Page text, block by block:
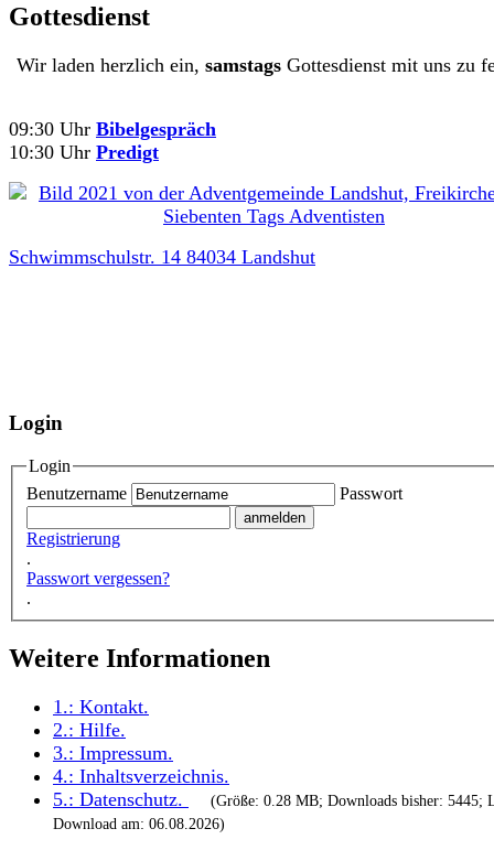
Gottesdienst
Wir laden herzlich ein, samstagsGottesdienst mit uns zu
09:30 Uhr Bibelgespräch
10:30 Uhr Predigt
Schwimmschulstr. 14 84034 Landshut
Login
Login
Benutzername
Passwort
Registrierung
.
Passwort vergessen?
.
Weitere Informationen
1.: Kontakt.
2.: Hilfe.
3.: Impressum.
4.: Inhaltsverzeichnis.
5.: Datenschutz.
(Größe: 0.28 MB; Downloads bisher: 5445;
Download am: 06.08.2026)